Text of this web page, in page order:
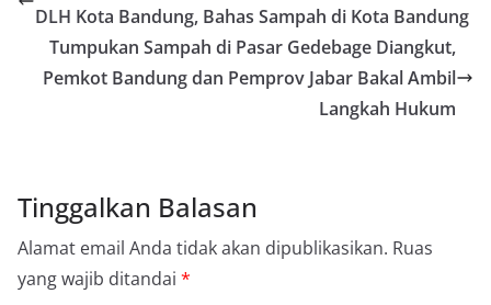
DLH Kota Bandung, Bahas Sampah di Kota Bandung
Tumpukan Sampah di Pasar Gedebage Diangkut,
Pemkot Bandung dan Pemprov Jabar Bakal Ambil
Langkah Hukum
Tinggalkan Balasan
Alamat email Anda tidak akan dipublikasikan. Ruas
yang wajib ditandai *